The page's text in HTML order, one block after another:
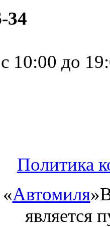
34
10:00 до
Политика
Автомиля»
является